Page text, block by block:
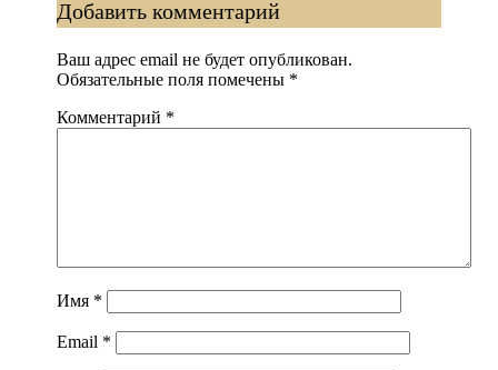
записям
Добавить комментарий
Ваш адрес email не будет опубликован.
Обязательные поля помечены *
Комментарий *
Имя *
Email *